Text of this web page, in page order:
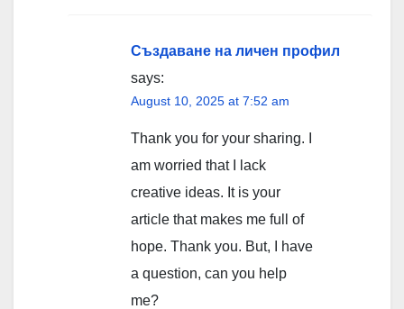
Създаване на личен профил
says:
August 10, 2025 at 7:52 am
Thank you for your sharing. I
am worried that I lack
creative ideas. It is your
article that makes me full of
hope. Thank you. But, I have
a question, can you help
me?